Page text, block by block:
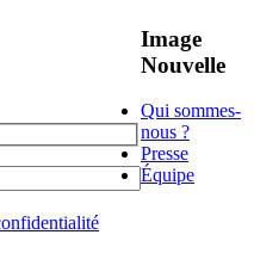
Image
Nouvelle
Qui sommes-
nous ?
Presse
Équipe